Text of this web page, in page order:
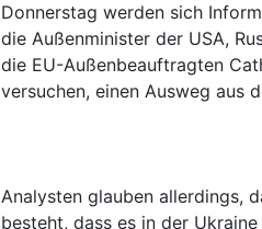
Donnerstag werden sich
die Außenminister der USA,
die EU-Außenbeauftragten
versuchen, einen Ausweg aus
Analysten glauben allerdings,
besteht, dass es in der